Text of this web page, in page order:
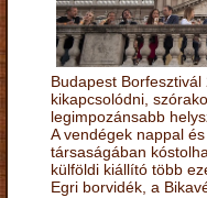
Budapest
kikapcsolódni,
legimpozánsabb
A vendégek nappal
társaságában
külföldi kiállító több
Egri borvidék, a